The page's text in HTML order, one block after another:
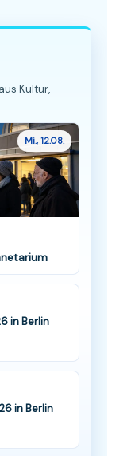
Kultur,
Mi., 12.08.
in Berlin
in Berlin